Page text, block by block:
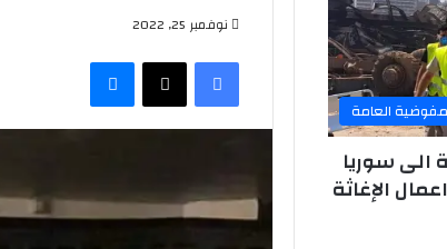
نوفمبر 25, 2022
فيسبوك
‫X ماسنجر
العامة
الى سوريا
الإغاثة